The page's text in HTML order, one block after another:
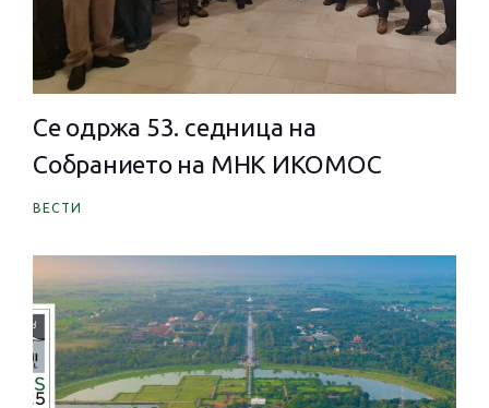
Се одржа 53. седница на
Собранието на МНК ИКОМОС
ВЕСТИ